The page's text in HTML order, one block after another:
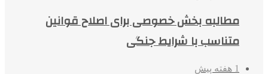
مطالبه بخش خصوصی برای اصلاح قوانین
متناسب با شرایط جنگی
1 هفته پیش